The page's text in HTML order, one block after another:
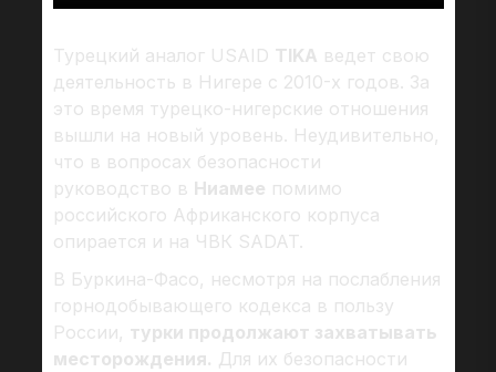
Турецкий аналог USAID TIKA ведет свою
деятельность в Нигере с 2010-х годов. За
это время турецко-нигерские отношения
вышли на новый уровень. Неудивительно,
что в вопросах безопасности
руководство в Ниамее помимо
российского Африканского корпуса
опирается и на ЧВК SADAT.
В Буркина-Фасо, несмотря на послабления
горнодобывающего кодекса в пользу
России, турки продолжают захватывать
месторождения. Для их безопасности